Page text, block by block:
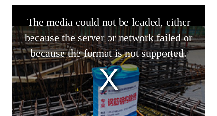
modal
window.
The media could not be loaded, either
because the server or network failed or
because the format is not supported.